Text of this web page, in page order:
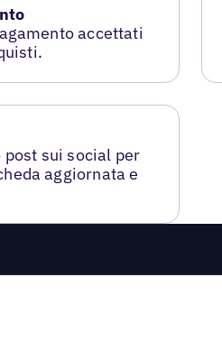
accettati
sui social per
aggiornata e